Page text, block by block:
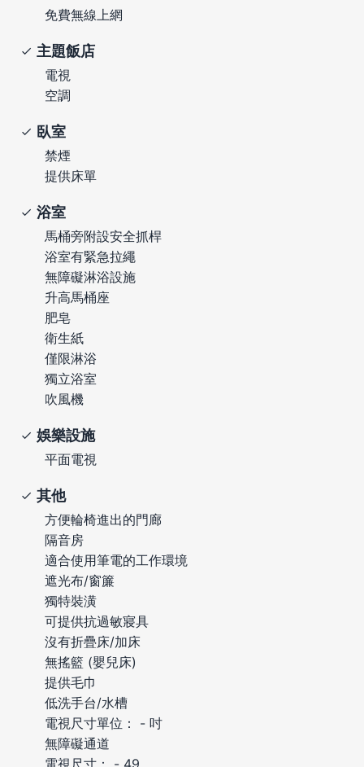
免費無線上網
主題飯店
電視
空調
臥室
禁煙
提供床單
浴室
馬桶旁附設安全抓桿
浴室有緊急拉繩
無障礙淋浴設施
升高馬桶座
肥皂
衛生紙
僅限淋浴
獨立浴室
吹風機
娛樂設施
平面電視
其他
方便輪椅進出的門廊
隔音房
適合使用筆電的工作環境
遮光布/窗簾
獨特裝潢
可提供抗過敏寢具
沒有折疊床/加床
無搖籃 (嬰兒床)
提供毛巾
低洗手台/水槽
電視尺寸單位： - 吋
無障礙通道
電視尺寸： - 49